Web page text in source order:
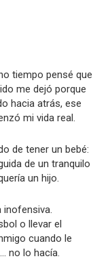
tiempo pensé que
me dejó porque
hacia atrás, ese
mi vida real.
de tener un bebé:
de un tranquilo
un hijo.
inofensiva.
o llevar el
cuando le
no lo hacía.